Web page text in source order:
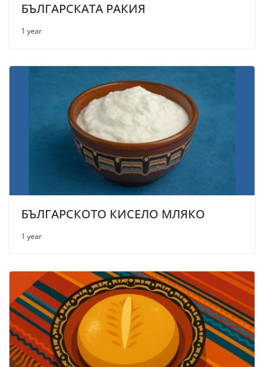
БЪЛГАРСКАТА РАКИЯ
1 year
БЪЛГАРСКОТО КИСЕЛО МЛЯКО
1 year